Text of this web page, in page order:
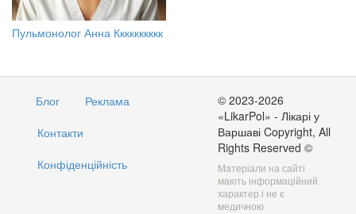
Пульмонолог Анна Кккккккккк
Блог
Реклама
Контакти
Конфіденційність
© 2023-2026
«LikarPol» - Лікарі у
Варшаві Copyright, All
Rights Reserved ©
Матеріали на сайті
мають інформаційний
характер і не є
медичною